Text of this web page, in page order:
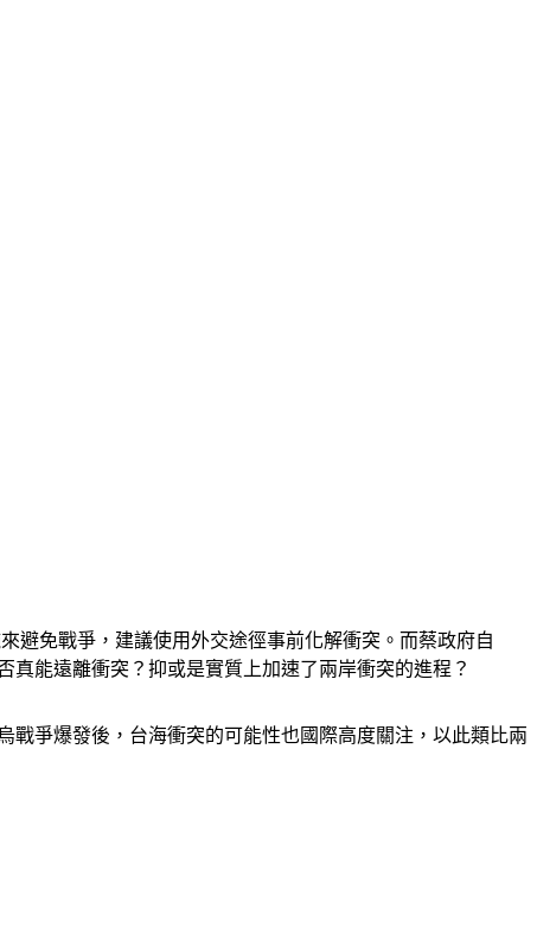
避免戰爭，建議使用外交途徑事前化解衝突。而蔡政府自
能遠離衝突？抑或是實質上加速了兩岸衝突的進程？
爭爆發後，台海衝突的可能性也國際高度關注，以此類比兩